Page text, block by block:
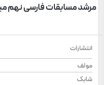
مرشد مسابقات فارسی نهم
انتشارات
مولف
شابک